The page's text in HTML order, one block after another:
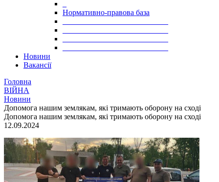
Нормативно-правова база
Новини
Вакансії
Головна
ВІЙНА
Новини
Допомога нашим землякам, які тримають оборону на сході
Допомога нашим землякам, які тримають оборону на сході
12.09.2024